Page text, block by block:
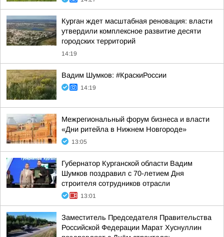
Курган ждет масштабная реновация: власти
утвердили комплексное развитие десяти
городских территорий
14:19
Вадим Шумков: #КраскиРоссии
14:19
Межрегиональный форум бизнеса и власти
«Дни ритейла в Нижнем Новгороде»
13:05
Губернатор Курганской области Вадим
Шумков поздравил с 70-летием Дня
строителя сотрудников отрасли
13:01
Заместитель Председателя Правительства
Российской Федерации Марат Хуснуллин